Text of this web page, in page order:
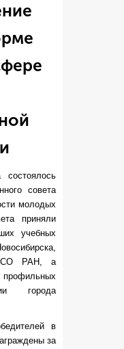
совета
молодых
приняли
учебных
СО РАН, а
города
в
за